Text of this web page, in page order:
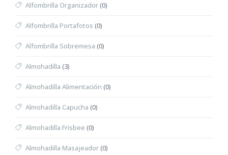
Alfombrilla Organizador(0)
Alfombrilla Portafotos (0)
Alfombrilla Sobremesa (0)
Almohadilla (3)
Almohadilla Alimentación (0)
Almohadilla Capucha (0)
Almohadilla Frisbee (0)
Almohadilla Masajeador(0)